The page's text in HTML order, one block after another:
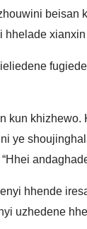
beisan
hhelade
kun
ye
hhende
uzhedene